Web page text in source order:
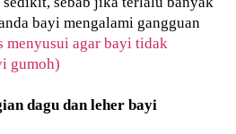
bayi mengalami gangguan
menyusui agar bayi tidak
gumoh)
dagu dan leher bayi